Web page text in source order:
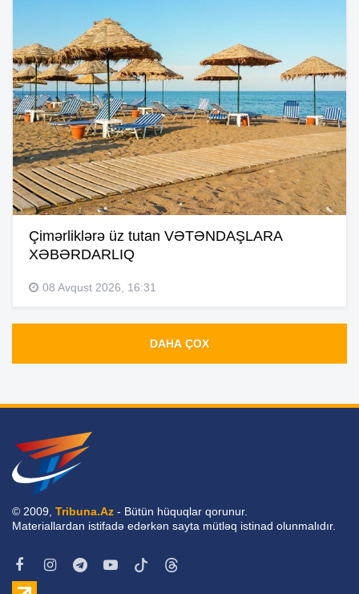
Çimərliklərə üz tutan VƏTƏNDAŞLARA
XƏBƏRDARLIQ
08 Avqust 2026, 16:31
DAHA ÇOX
© 2009, Tribuna.Az - Bütün hüquqlar qorunur.
Materiallardan istifadə edərkən sayta mütləq istinad olunmalıdır.